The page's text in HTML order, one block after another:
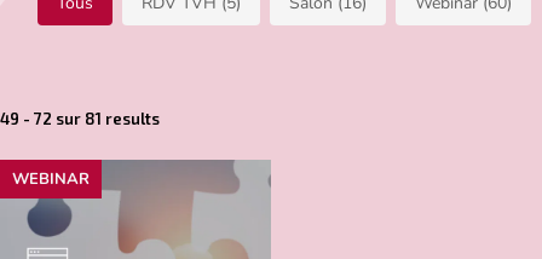
49 - 72 sur 81 results
WEBINAR